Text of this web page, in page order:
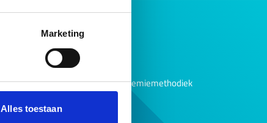
Marketing
Alles toestaan
Over ons
Ons verhaal
Bedrijfsvoering
Evaluaties borgtochtpremiemethodiek
Werken bij NHG